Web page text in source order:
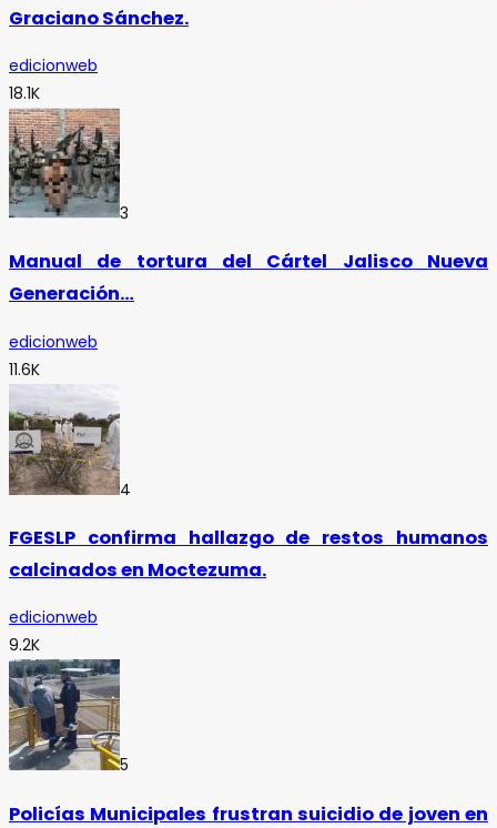
Graciano Sánchez.
edicionweb
18.1K
3
Manual de tortura del Cártel Jalisco Nueva
Generación…
edicionweb
11.6K
4
FGESLP confirma hallazgo de restos humanos
calcinados en Moctezuma.
edicionweb
9.2K
5
Policías Municipales frustran suicidio de joven en